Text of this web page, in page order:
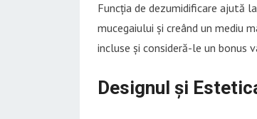
Funcția de dezumidificare ajută
mucegaiului și creând un mediu
incluse și consideră-le un
Designul și